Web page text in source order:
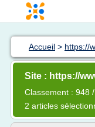
Accueil > https://
Site : https://
Classement : 948
2 articles